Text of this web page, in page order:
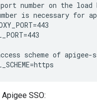
number on the
is necessary for
scheme of
SSO: